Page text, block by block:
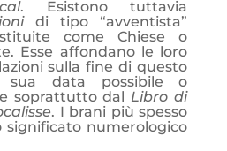
. Esistono tuttavia
di tipo “avventista”
come Chiese o
Esse affondano le loro
sulla fine di questo
data possibile o
soprattutto dal Libro di
. I brani più spesso
significato numerologico